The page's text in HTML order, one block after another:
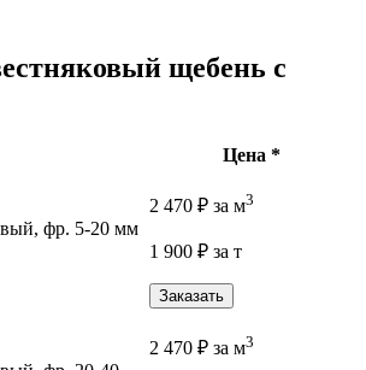
щебень с
Цена *
фр. 5-20 мм
2 470 ₽ за м3
1 900 ₽ за т
Заказать
2 470 ₽ за м3